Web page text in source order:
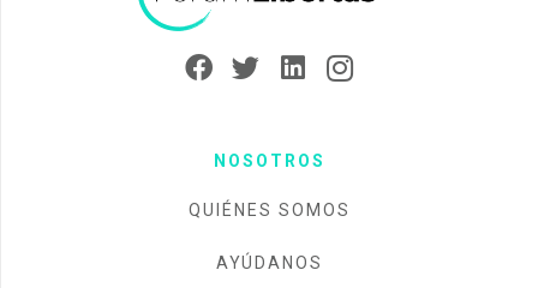
NOSOTROS
QUIÉNES SOMOS
AYÚDANOS